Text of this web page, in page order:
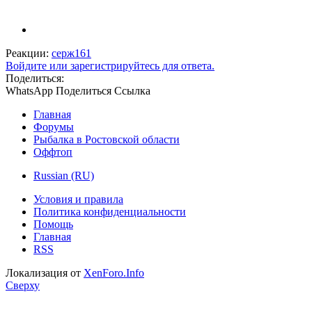
Реакции: серж161
Войдите или зарегистрируйтесь для ответа.
Поделиться:
WhatsApp Поделиться Ссылка
Главная
Форумы
Рыбалка в Ростовской области
Оффтоп
Russian (RU)
Условия и правила
Политика конфиденциальности
Помощь
Главная
RSS
Локализация от XenForo.Info
Сверху